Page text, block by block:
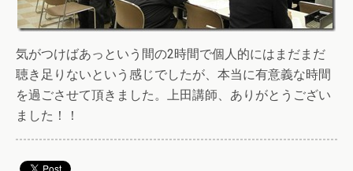
気がつけばあっという間の2時間で個人的にはまだまだ
聴き足りないという感じでしたが、本当に有意義な時間
を過ごさせて頂きました。上田講師、ありがとうござい
ました！！